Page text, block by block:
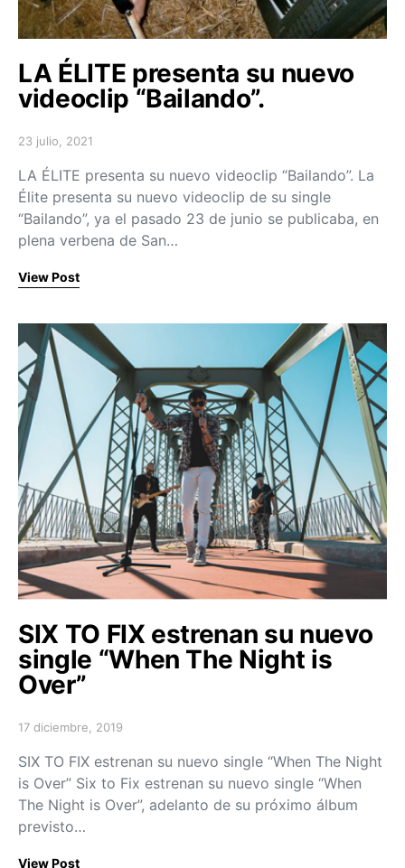
LA ÉLITE presenta su nuevo
videoclip “Bailando”.
Posted on
23 julio, 2021
LA ÉLITE presenta su nuevo videoclip “Bailando”. La
Élite presenta su nuevo videoclip de su single
“Bailando”, ya el pasado 23 de junio se publicaba, en
plena verbena de San…
View Post
SIX TO FIX estrenan su nuevo
single “When The Night is
Over”
Posted on
17 diciembre, 2019
SIX TO FIX estrenan su nuevo single “When The Night
is Over” Six to Fix estrenan su nuevo single “When
The Night is Over”, adelanto de su próximo álbum
previsto…
View Post